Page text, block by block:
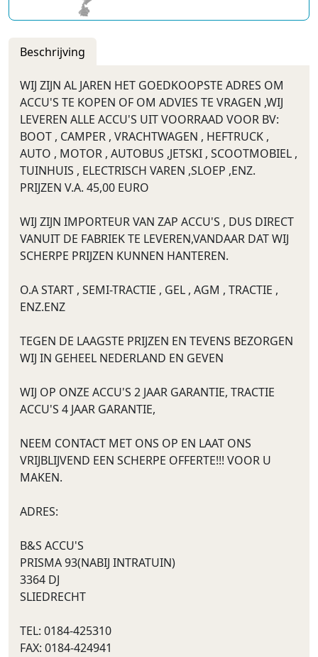
Beschrijving
WIJ ZIJN AL JAREN HET GOEDKOOPSTE ADRES OM
ACCU'S TE KOPEN OF OM ADVIES TE VRAGEN ,WIJ
LEVEREN ALLE ACCU'S UIT VOORRAAD VOOR BV:
BOOT , CAMPER , VRACHTWAGEN , HEFTRUCK ,
AUTO , MOTOR , AUTOBUS ,JETSKI , SCOOTMOBIEL ,
TUINHUIS , ELECTRISCH VAREN ,SLOEP ,ENZ.
PRIJZEN V.A. 45,00 EURO
WIJ ZIJN IMPORTEUR VAN ZAP ACCU'S , DUS DIRECT
VANUIT DE FABRIEK TE LEVEREN,VANDAAR DAT WIJ
SCHERPE PRIJZEN KUNNEN HANTEREN.
O.A START , SEMI-TRACTIE , GEL , AGM , TRACTIE ,
ENZ.ENZ
TEGEN DE LAAGSTE PRIJZEN EN TEVENS BEZORGEN
WIJ IN GEHEEL NEDERLAND EN GEVEN
WIJ OP ONZE ACCU'S 2 JAAR GARANTIE, TRACTIE
ACCU'S 4 JAAR GARANTIE,
NEEM CONTACT MET ONS OP EN LAAT ONS
VRIJBLIJVEND EEN SCHERPE OFFERTE!!! VOOR U
MAKEN.
ADRES:
B&S ACCU'S
PRISMA 93(NABIJ INTRATUIN)
3364 DJ
SLIEDRECHT
TEL: 0184-425310
FAX: 0184-424941